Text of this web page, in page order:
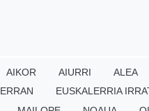
AIKOR AIURRI ALEA
ERRAN EUSKALERRIA